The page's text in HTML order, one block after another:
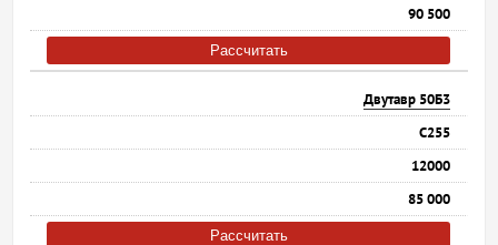
90 500
Рассчитать
Двутавр 50Б3
С255
12000
85 000
Рассчитать